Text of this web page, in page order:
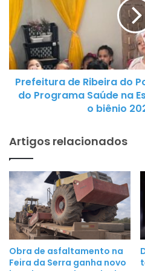
a
d
a
t
e
t
r
a
n
q
u
i
e
i
t
u
R
i
b
e
r
a
d
o
Prefeitura de Ribeira do
do Programa Saúde na
o biênio
Artigos relacionados
Obra de asfaltamento na
Feira da Serra ganha novo